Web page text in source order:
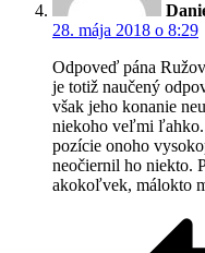
28. mája 2018 o 8:29
Odpoveď pána
je totiž naučený
však jeho konanie
niekoho veľmi ľahko.
pozície onoho
neočiernil ho niekto.
akokoľvek, málokto